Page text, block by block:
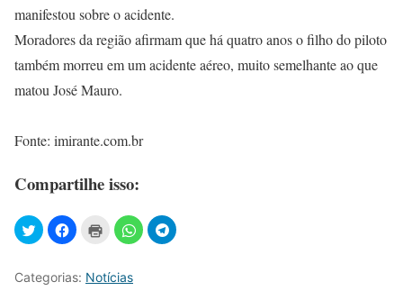
manifestou sobre o acidente.
Moradores da região afirmam que há quatro anos o filho do piloto
também morreu em um acidente aéreo, muito semelhante ao que
matou José Mauro.
Fonte: imirante.com.br
Compartilhe isso:
Categorias: Notícias